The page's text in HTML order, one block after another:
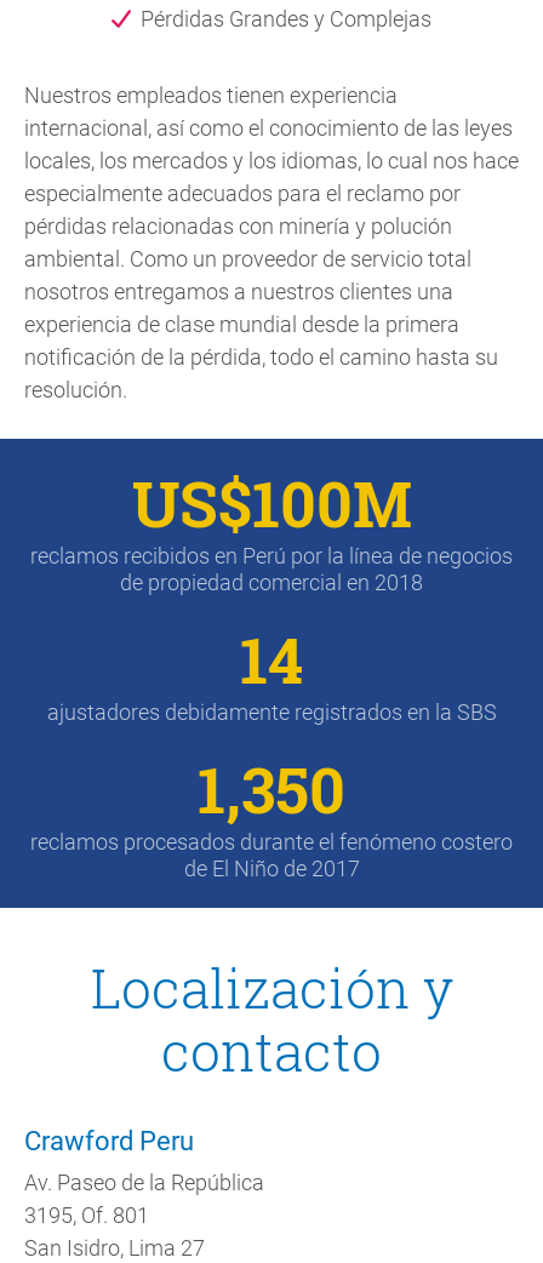
Pérdidas Grandes y Complejas
Nuestros empleados tienen experiencia
internacional, así como el conocimiento de las leyes
locales, los mercados y los idiomas, lo cual nos hace
especialmente adecuados para el reclamo por
pérdidas relacionadas con minería y polución
ambiental. Como un proveedor de servicio total
nosotros entregamos a nuestros clientes una
experiencia de clase mundial desde la primera
notificación de la pérdida, todo el camino hasta su
resolución.
US$100M
reclamos recibidos en Perú por la línea de negocios
de propiedad comercial en 2018
14
ajustadores debidamente registrados en la SBS
1,350
reclamos procesados ​​durante el fenómeno costero
de El Niño de 2017
Localización y
contacto
Crawford Peru
Av. Paseo de la República
3195, Of. 801
San Isidro, Lima 27